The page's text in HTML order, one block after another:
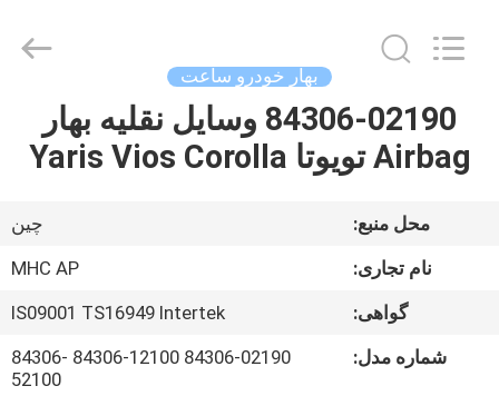
صفحه
اصلی
محصولات
Limited.
Reserved.
بهار خودرو ساعت
84306-02190 وسایل نقلیه بهار
Airbag تویوتا Yaris Vios Corolla
محل منبع:
چین
نام تجاری:
MHC AP
گواهی:
IS09001 TS16949 Intertek
شماره مدل:
84306-02190 84306-12100 84306-
52100